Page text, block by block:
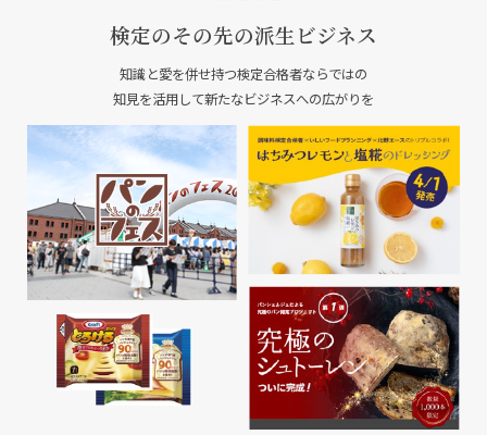
検定のその先の派生ビジネス
知識と愛を併せ持つ検定合格者ならではの
知見を活用して新たなビジネスへの広がりを